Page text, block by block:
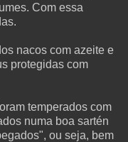
Com essa
nacos com azeite e
protegidas com
temperados com
numa boa sartén
ou seja, bem